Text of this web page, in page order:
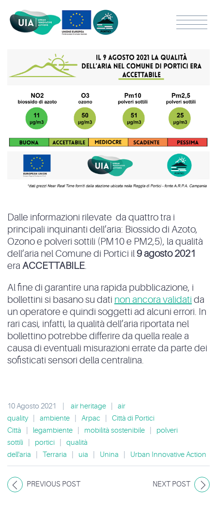
Dalle informazioni rilevate da quattro tra i
principali inquinanti dell’aria: Biossido di Azoto,
Ozono e polveri sottili (PM10 e PM2,5), la qualità
dell’aria nel Comune di Portici il9 agosto 2021
era ACCETTABILE.
Al fine di garantire una rapida pubblicazione, i
bollettini si basano su dati non ancora validati da
un operatore e quindi soggetti ad alcuni errori. In
rari casi, infatti, la qualità dell’aria riportata nel
bollettino potrebbe differire da quella reale a
causa di eventuali misurazioni errate da parte dei
sofisticati sensori della centralina.
10 Agosto 2021 air heritage
air
quality
ambiente Arpac
Città di Portici
Città
legambiente mobilità sostenibile
polveri
sottili
portici
qualità
dell'aria
Terraria uia Unina Urban Innovative Action
PREVIOUS POST NEXT POST